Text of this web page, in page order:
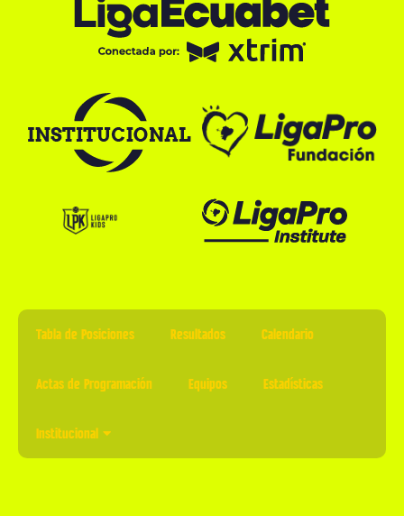
Tabla de Posiciones Resultados Calendario
Actas de Programación Equipos Estadísticas
Institucional